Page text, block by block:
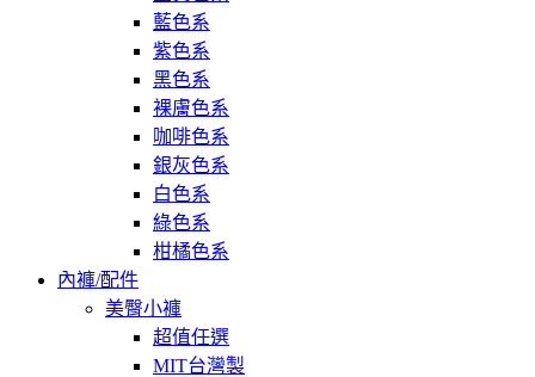
藍色系
紫色系
黑色系
裸膚色系
咖啡色系
銀灰色系
白色系
綠色系
柑橘色系
內褲/配件
美臀小褲
超值任選
MIT台灣製